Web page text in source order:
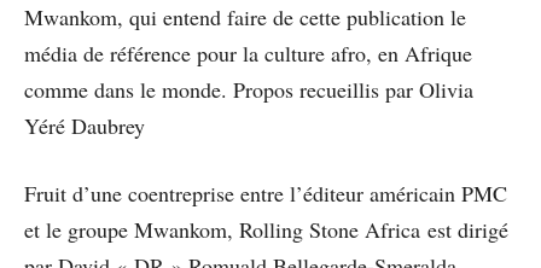
Mwankom, qui entend faire de cette publication le
média de référence pour la culture afro, en Afrique
comme dans le monde. Propos recueillis par Olivia
Yéré Daubrey
Fruit d’une coentreprise entre l’éditeur américain PMC
et le groupe Mwankom, Rolling Stone Africa est dirigé